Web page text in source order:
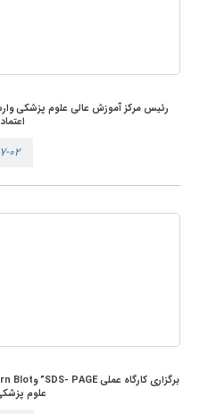
رئیس مرکز آموزش عالی علوم پزشکی
علوم